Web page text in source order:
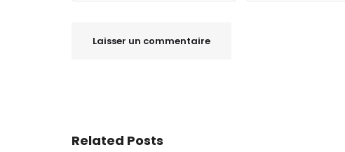
Related Posts